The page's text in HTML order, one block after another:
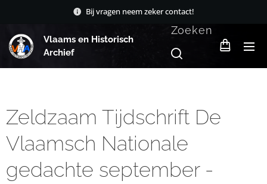
Bij vragen neem zeker contact!
Vlaams en Historisch
Archief
Zoeken
Zeldzaam Tijdschrift De
Vlaamsch Nationale
gedachte september -